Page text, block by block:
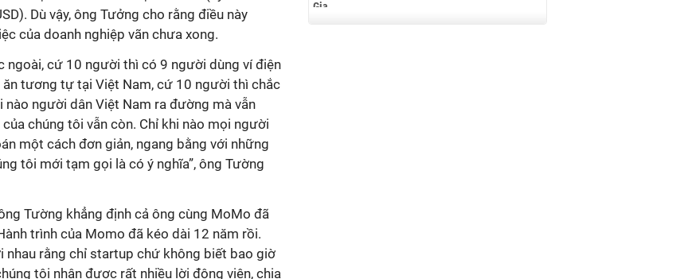
Dù vậy, ông Tưởng cho rằng điều này
của doanh nghiệp vãn chưa xong.
ngoài, cứ 10 người thì có 9 người dùng ví điện
tương tự tại Việt Nam, cứ 10 người thì chắc
người dân Việt Nam ra đường mà vẫn
chúng tôi vẫn còn. Chỉ khi nào mọi người
một cách đơn giản, ngang bằng với những
tôi mới tạm gọi là có ý nghĩa”, ông Tường
Tường khẳng định cả ông cùng MoMo đã
trình của Momo đã kéo dài 12 năm rồi.
nhau rằng chỉ startup chứ không biết bao giờ
tôi nhận được rất nhiều lời động viên, chia